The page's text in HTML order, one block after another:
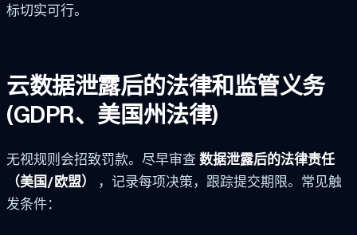
标切实可行。
云数据泄露后的法律和监管义务
(GDPR、美国州法律)
无视规则会招致罚款。尽早审查数据泄露后的法律责任
（美国/欧盟）
，记录每项决策，跟踪提交期限。常见触
发条件：